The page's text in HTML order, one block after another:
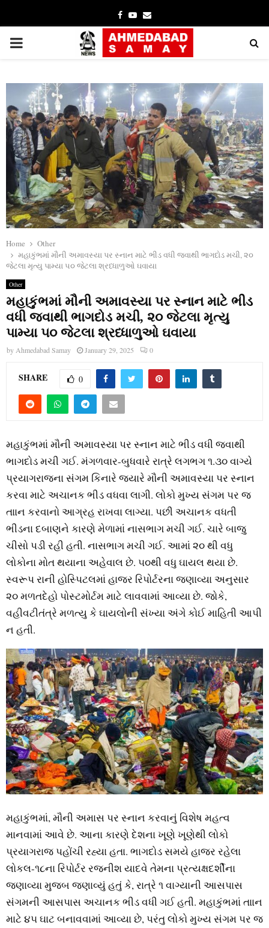
Facebook
YoutubeEmail
PRIMARY
Home
Other
મહાકુંભમાં મૌની અમાવસ્‍યા પર સ્નાન માટે ભીડ વધી જવાથી ભાગદોડ મચી, ૨૦
જેટલા મૃત્યુ પામ્યા ૫૦ જેટલા શ્રધ્ધાળુઓ ઘવાયા
Other
મહાકુંભમાં મૌની અમાવસ્‍યા પર સ્નાન માટે ભીડ
વધી જવાથી ભાગદોડ મચી, ૨૦ જેટલા મૃત્યુ
પામ્યા ૫૦ જેટલા શ્રધ્ધાળુઓ ઘવાયા
by Ahmedabad Samay January 29, 2025 0
SHARE 0
મહાકુંભમાં મૌની અમાવસ્‍યા પર સ્નાન માટે ભીડ વધી જવાથી
ભાગદોડ મચી ગઈ. મંગળવાર-બુધવારે રાત્રે લગભગ ૧.૩૦ વાગ્‍યે
પ્રયાગરાજના સંગમ કિનારે જ્‍યારે મૌની અમાવસ્‍યા પર સ્નાન
કરવા માટે અચાનક ભીડ વધવા લાગી. લોકો મુખ્‍ય સંગમ પર જ
તાાન કરવાનો આગ્રહ રાખવા લાગ્‍યા. પછી અચાનક વધતી
ભીડના દબાણને કારણે મેળામાં નાસભાગ મચી ગઈ. ચારે બાજુ
ચીસો પડી રહી હતી. નાસભાગ મચી ગઈ. આમાં ૨૦ થી વધુ
લોકોના મોત થયાના અહેવાલ છે. ૫૦થી વધુ ઘાયલ થયા છે.
સ્‍વરૂપ રાની હોસ્‍પિટલમાં હાજર રિપોર્ટરના જણાવ્‍યા અનુસાર
૨૦ મળતદેહો પોસ્‍ટમોર્ટમ માટે લાવવામાં આવ્‍યા છે. જોકે,
વહીવટીતંત્રે મળત્‍યુ કે ઘાયલોની સંખ્‍યા અંગે કોઈ માહિતી આપી
ન હતી.
મહાકુંભમાં, મૌની અમાસ પર સ્નાન કરવાનું વિશેષ મહત્‍વ
માનવામાં આવે છે. આના કારણે દેશના ખૂણે ખૂણેથી લોકો
પ્રયાગરાજ પહોંચી રહ્યા હતા. ભાગદોડ સમયે હાજર રહેલા
લોકલ-૧૮ના રિપોર્ટર રજનીશ યાદવે તેમના પ્રત્‍યક્ષદર્શીના
જણાવ્‍યા મુજબ જણાવ્‍યું હતું કે, રાત્રે ૧ વાગ્‍યાની આસપાસ
સંગમની આસપાસ અચાનક ભીડ વધી ગઈ હતી. મહાકુંભમાં તાાન
માટે ૪૫ ઘાટ બનાવવામાં આવ્‍યા છે, પરંતુ લોકો મુખ્‍ય સંગમ પર જ